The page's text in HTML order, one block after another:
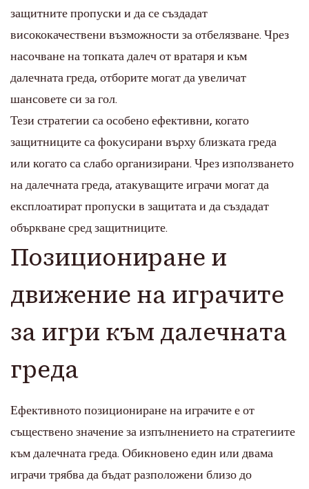
защитните пропуски и да се създадат
висококачествени възможности за отбелязване. Чрез
насочване на топката далеч от вратаря и към
далечната греда, отборите могат да увеличат
шансовете си за гол.
Тези стратегии са особено ефективни, когато
защитниците са фокусирани върху близката греда
или когато са слабо организирани. Чрез използването
на далечната греда, атакуващите играчи могат да
експлоатират пропуски в защитата и да създадат
объркване сред защитниците.
Позициониране и
движение на играчите
за игри към далечната
греда
Ефективното позициониране на играчите е от
съществено значение за изпълнението на стратегиите
към далечната греда. Обикновено един или двама
играчи трябва да бъдат разположени близо до